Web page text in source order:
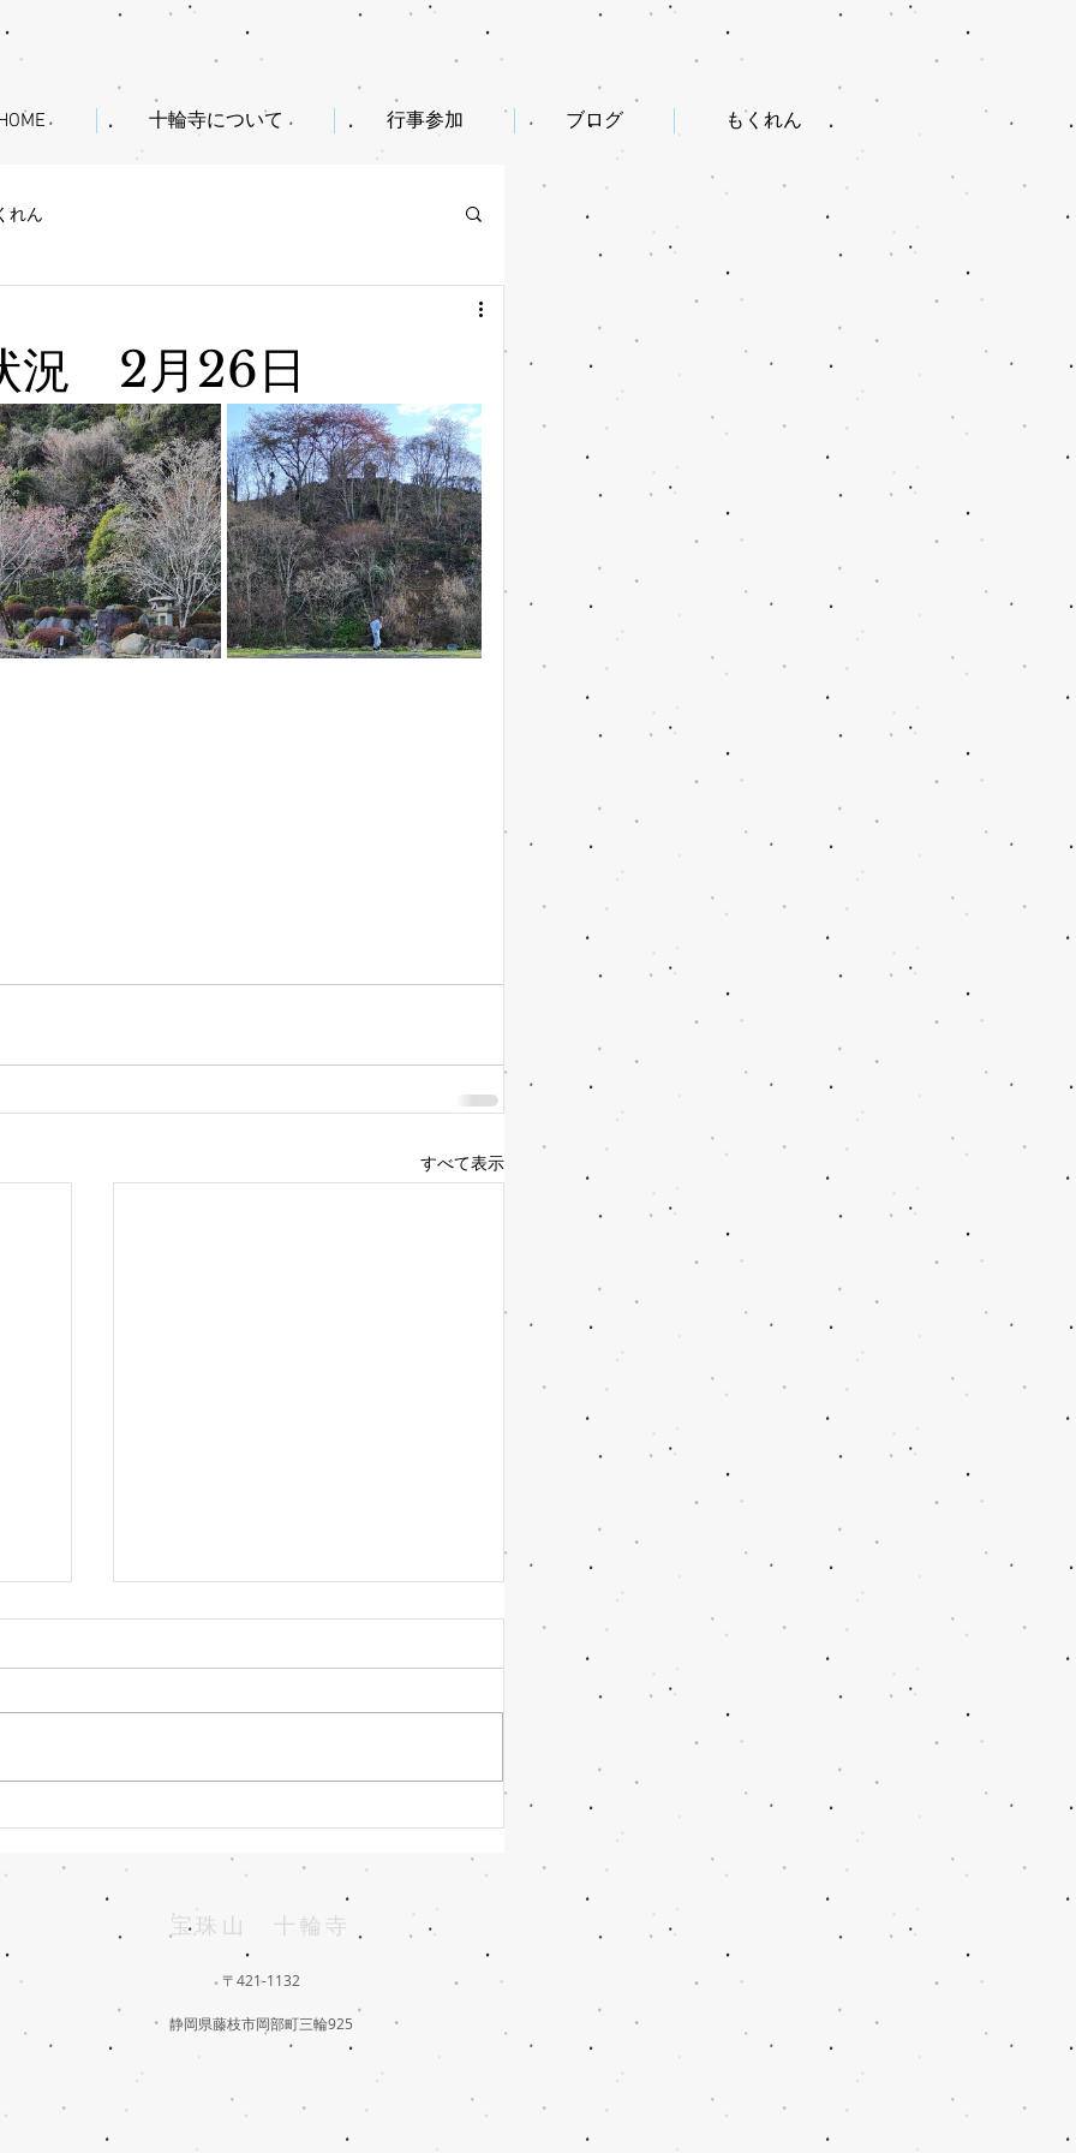
十輪寺について 行事参加 ブログ もくれん
れん
況 2月26日
すべて表示
もくれん開花 3月1日
宝珠山 十輪寺
〒421-1132
静岡県藤枝市岡部町三輪925